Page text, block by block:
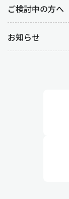
ご検討中の方へ
お知らせ